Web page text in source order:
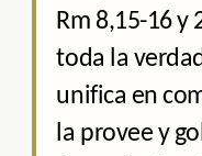
Rm 8,15-16 y
toda la
unifica en
la provee y